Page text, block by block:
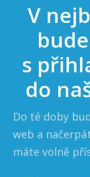
V
s
do
Do té doby
web a
máte volně